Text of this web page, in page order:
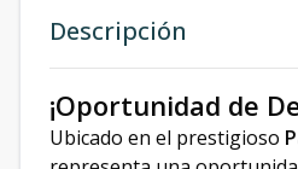
Descripción
¡Oportunidad de
Ubicado en el prestigioso